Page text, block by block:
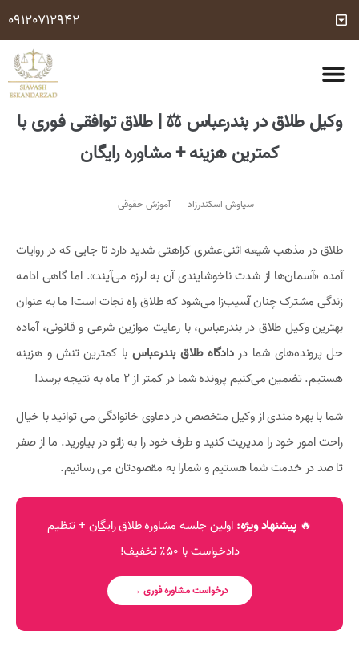
09120712942
وکیل طلاق در بندرعباس ⚖ | طلاق توافقی فوری با
کمترین هزینه + مشاوره رایگان
سیاوش اسکندرزاد آموزش حقوقی
طلاق در مذهب شیعه اثنی‌عشری کراهتی شدید دارد تا جایی که در روایات
آمده «آسمان‌ها از شدت ناخوشایندی آن به لرزه می‌آیند». اما گاهی ادامه
زندگی مشترک چنان آسیب‌زا می‌شود که طلاق راه نجات است! ما به عنوان
بهترین وکیل طلاق در بندرعباس، با رعایت موازین شرعی و قانونی، آماده
حل پرونده‌های شما دردادگاه طلاق بندرعباس با کمترین تنش و هزینه
هستیم. تضمین می‌کنیم پرونده شما در کمتر از 2 ماه به نتیجه برسد!
شما با بهره مندی از وکیل متخصص در دعاوی خانوادگی می توانید با خیال
راحت امور خود را مدیریت کنید و طرف خود را به زانو در بیاورید. ما از صفر
تا صد در خدمت شما هستیم و شمارا به مقصودتان می رسانیم.
🔥 پیشنهاد ویژه: اولین جلسه مشاوره طلاقرایگان + تنظیم
دادخواست با ۵۰٪ تخفیف!
درخواست مشاوره فوری →